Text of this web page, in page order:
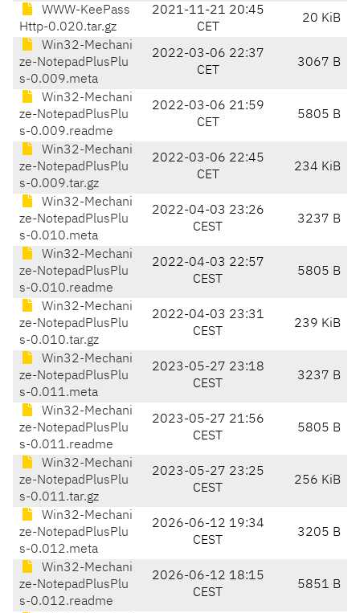
WWW-KeePass
Http-0.020.tar.gz
2021-11-21 20:45
CET
20 KiB
Win32-Mechani
ze-NotepadPlusPlu
s-0.009.meta
2022-03-06 22:37
CET
3067 B
Win32-Mechani
ze-NotepadPlusPlu
s-0.009.readme
2022-03-06 21:59
CET
5805 B
Win32-Mechani
ze-NotepadPlusPlu
s-0.009.tar.gz
2022-03-06 22:45
CET
234 KiB
Win32-Mechani
ze-NotepadPlusPlu
s-0.010.meta
2022-04-03 23:26
CEST
3237 B
Win32-Mechani
ze-NotepadPlusPlu
s-0.010.readme
2022-04-03 22:57
CEST
5805 B
Win32-Mechani
ze-NotepadPlusPlu
s-0.010.tar.gz
2022-04-03 23:31
CEST
239 KiB
Win32-Mechani
ze-NotepadPlusPlu
s-0.011.meta
2023-05-27 23:18
CEST
3237 B
Win32-Mechani
ze-NotepadPlusPlu
s-0.011.readme
2023-05-27 21:56
CEST
5805 B
Win32-Mechani
ze-NotepadPlusPlu
s-0.011.tar.gz
2023-05-27 23:25
CEST
256 KiB
Win32-Mechani
ze-NotepadPlusPlu
s-0.012.meta
2026-06-12 19:34
CEST
3205 B
Win32-Mechani
ze-NotepadPlusPlu
s-0.012.readme
2026-06-12 18:15
CEST
5851 B